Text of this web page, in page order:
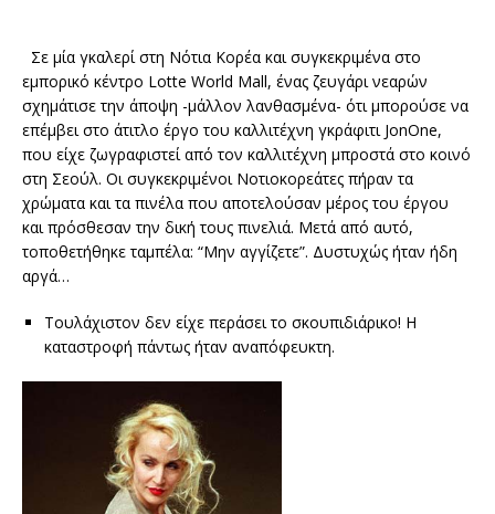
Σε μία γκαλερί στη Νότια Κορέα και συγκεκριμένα στο
εμπορικό κέντρο Lotte World Mall, ένας ζευγάρι νεαρών
σχημάτισε την άποψη -μάλλον λανθασμένα- ότι μπορούσε να
επέμβει στο άτιτλο έργο του καλλιτέχνη γκράφιτι JonOne,
που είχε ζωγραφιστεί από τον καλλιτέχνη μπροστά στο κοινό
στη Σεούλ. Οι συγκεκριμένοι Νοτιοκορεάτες πήραν τα
χρώματα και τα πινέλα που αποτελούσαν μέρος του έργου
και πρόσθεσαν την δική τους πινελιά. Μετά από αυτό,
τοποθετήθηκε ταμπέλα: “Μην αγγίζετε”. Δυστυχώς ήταν ήδη
αργά…
Τουλάχιστον δεν είχε περάσει το σκουπιδιάρικο! Η
καταστροφή πάντως ήταν αναπόφευκτη.